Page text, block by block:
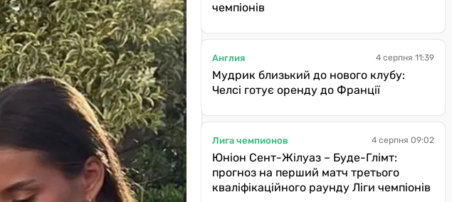
чемпіонів
Англия 4 серпня 11:39
Мудрик близький до нового клубу:
Челсі готує оренду до Франції
Лига чемпионов 4 серпня 09:02
Юніон Сент-Жілуаз – Буде-Глімт:
прогноз на перший матч третього
кваліфікаційного раунду Ліги чемпіонів